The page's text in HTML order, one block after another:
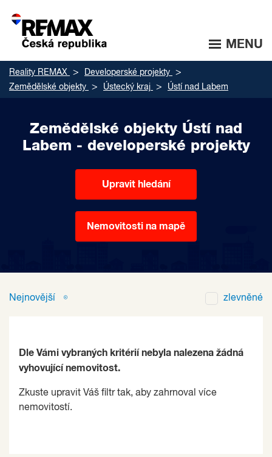
MENU
Reality REMAX
Developerské projekty
Zemědělské objekty
Ústecký kraj Ústí nad Labem
Zemědělské objekty Ústí nad
Labem - developerské projekty
Upravit hledání
Nemovitosti na mapě
Nejnovější zlevněné
Dle Vámi vybraných kritérií nebyla nalezena žádná
vyhovující nemovitost.
Zkuste upravit Váš filtr tak, aby zahrnoval více
nemovitostí.